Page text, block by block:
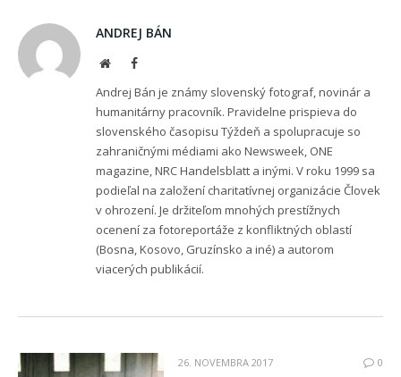
ANDREJ BÁN
WebsiteFacebook
Andrej Bán je známy slovenský fotograf, novinár a
humanitárny pracovník. Pravidelne prispieva do
slovenského časopisu Týždeň a spolupracuje so
zahraničnými médiami ako Newsweek, ONE
magazine, NRC Handelsblatt a inými. V roku 1999 sa
podieľal na založení charitatívnej organizácie Človek
v ohrození. Je držiteľom mnohých prestížnych
ocenení za fotoreportáže z konfliktných oblastí
(Bosna, Kosovo, Gruzínsko a iné) a autorom
viacerých publikácií.
26. NOVEMBRA 2017 0